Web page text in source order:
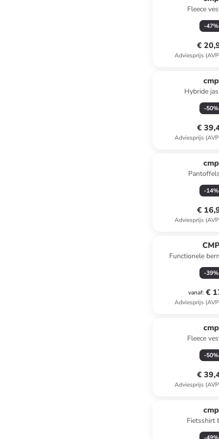
Fleece
-47%
€
Adviesprijs
cmp
Hybride
-50%
€
Adviesprijs
cmp
-14%
€
Adviesprijs
Functionele
-39%
vanaf: €
Adviesprijs
cmp
Fleece
-50%
€
Adviesprijs
cmp
Fietsshirt